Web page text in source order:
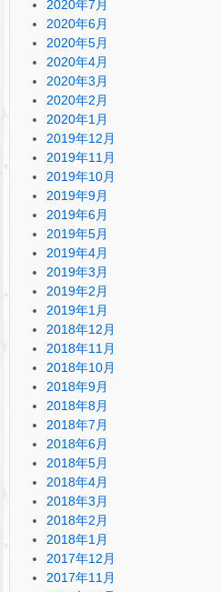
2020年7月
2020年6月
2020年5月
2020年4月
2020年3月
2020年2月
2020年1月
2019年12月
2019年11月
2019年10月
2019年9月
2019年6月
2019年5月
2019年4月
2019年3月
2019年2月
2019年1月
2018年12月
2018年11月
2018年10月
2018年9月
2018年8月
2018年7月
2018年6月
2018年5月
2018年4月
2018年3月
2018年2月
2018年1月
2017年12月
2017年11月